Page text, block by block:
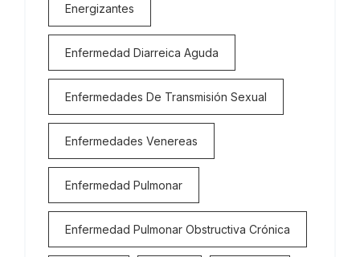
Energizantes
Enfermedad Diarreica Aguda
Enfermedades De Transmisión Sexual
Enfermedades Venereas
Enfermedad Pulmonar
Enfermedad Pulmonar Obstructiva Crónica